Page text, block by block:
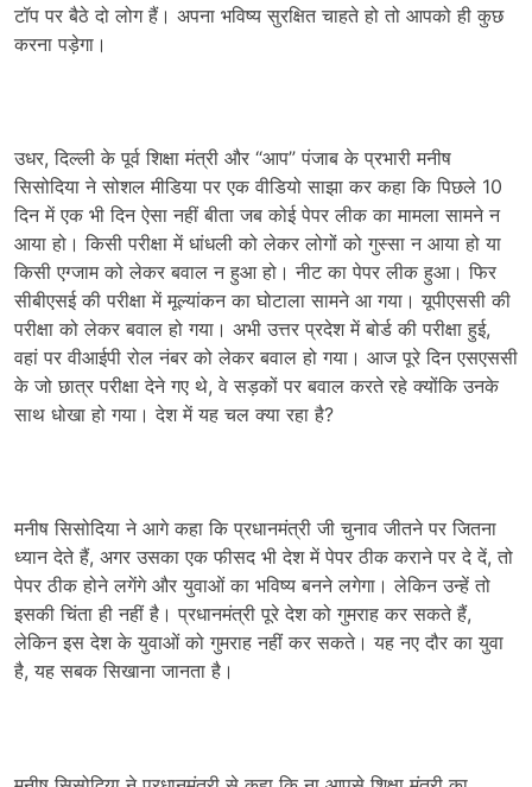
टॉप पर बैठे दो लोग हैं। अपना भविष्य सुरक्षित चाहते हो तो आपको ही कुछ
करना पड़ेगा।
उधर, दिल्ली के पूर्व शिक्षा मंत्री और “आप” पंजाब के प्रभारी मनीष
सिसोदिया ने सोशल मीडिया पर एक वीडियो साझा कर कहा कि पिछले 10
दिन में एक भी दिन ऐसा नहीं बीता जब कोई पेपर लीक का मामला सामने न
आया हो। किसी परीक्षा में धांधली को लेकर लोगों को गुस्सा न आया हो या
किसी एग्जाम को लेकर बवाल न हुआ हो। नीट का पेपर लीक हुआ। फिर
सीबीएसई की परीक्षा में मूल्यांकन का घोटाला सामने आ गया। यूपीएससी की
परीक्षा को लेकर बवाल हो गया। अभी उत्तर प्रदेश में बोर्ड की परीक्षा हुई,
वहां पर वीआईपी रोल नंबर को लेकर बवाल हो गया। आज पूरे दिन एसएससी
के जो छात्र परीक्षा देने गए थे, वे सड़कों पर बवाल करते रहे क्योंकि उनके
साथ धोखा हो गया। देश में यह चल क्या रहा है?
मनीष सिसोदिया ने आगे कहा कि प्रधानमंत्री जी चुनाव जीतने पर जितना
ध्यान देते हैं, अगर उसका एक फीसद भी देश में पेपर ठीक कराने पर दे दें, तो
पेपर ठीक होने लगेंगे और युवाओं का भविष्य बनने लगेगा। लेकिन उन्हें तो
इसकी चिंता ही नहीं है। प्रधानमंत्री पूरे देश को गुमराह कर सकते हैं,
लेकिन इस देश के युवाओं को गुमराह नहीं कर सकते। यह नए दौर का युवा
है, यह सबक सिखाना जानता है।